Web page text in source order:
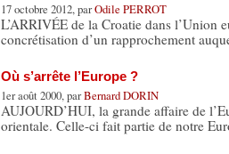
17 octobre 2012, parOdile PERROT
L’ARRIVÉE de la Croatie dans l’Union
concrétisation d’un rapprochement
Où s’arrête l’Europe ?
1er août 2000, parBernard DORIN
AUJOURD’HUI, la grande affaire de
orientale. Celle-ci fait partie de notre